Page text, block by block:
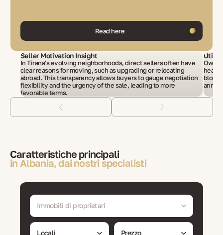
Read here
Seller Motivation Insight
In Tirana's evolving neighborhoods, direct sellers often have
clear reasons for moving, such as upgrading or relocating
abroad. This transparency allows buyers to gauge negotiation
flexibility and the urgency of the sale, leading to more
favorable terms.
Caratteristiche principali
in Albania, dai nostri specialisti
Immobili di proprietari
Locali Prezzo